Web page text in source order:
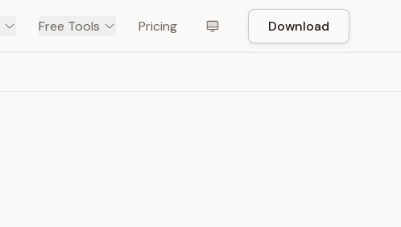
Free Tools Pricing Download